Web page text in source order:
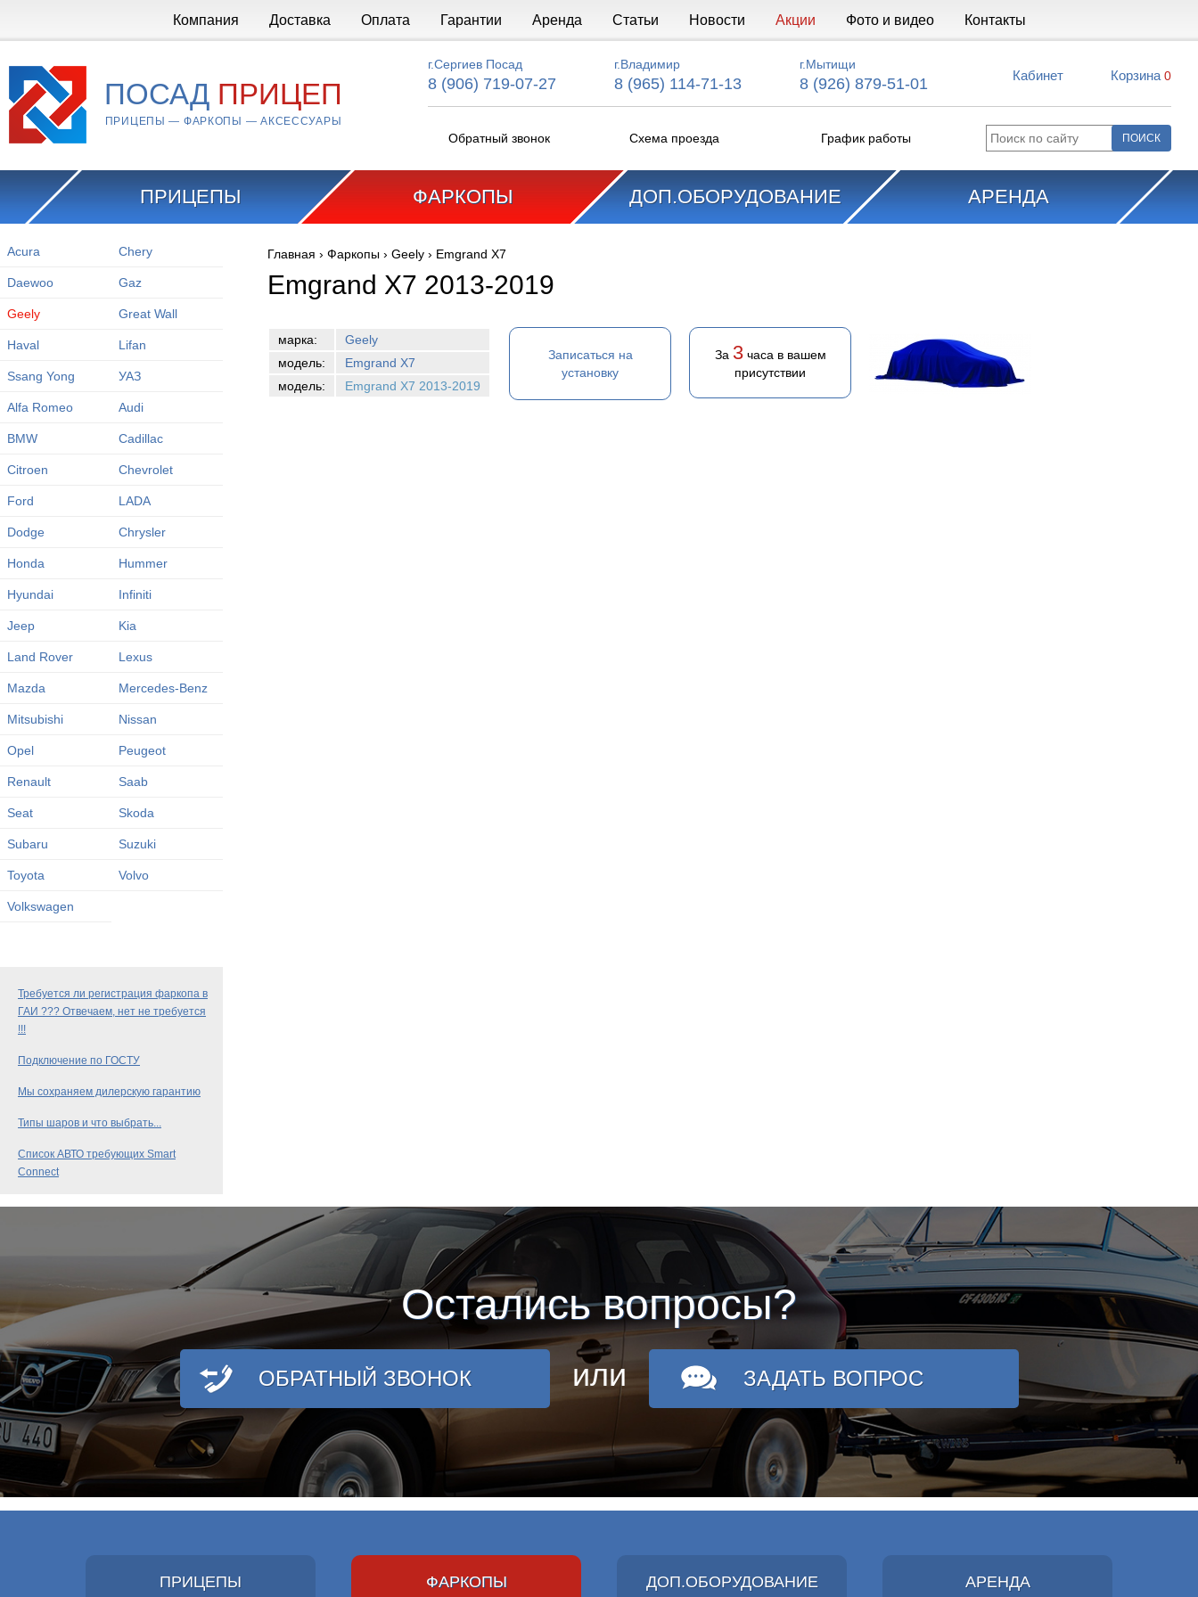
Компания Доставка Оплата Гарантии Аренда Статьи Новости Акции Фото и видео Контакты
ПОСАД ПРИЦЕП
ПРИЦЕПЫ — ФАРКОПЫ — АКСЕССУАРЫ
г.Сергиев Посад
8 (906) 719-07-27
г.Владимир
8 (965) 114-71-13
г.Мытищи
8 (926) 879-51-01 Кабинет Корзина 0
Обратный звонок Схема проезда График работы
ПРИЦЕПЫ ФАРКОПЫ ДОП.ОБОРУДОВАНИЕ АРЕНДА
Acura Chery
Daewoo Gaz
Geely Great Wall
Haval Lifan
Ssang Yong УАЗ
Alfa Romeo Audi
BMW Cadillac
Citroen Chevrolet
Ford LADA
Dodge Chrysler
Honda Hummer
Hyundai Infiniti
Jeep Kia
Land Rover Lexus
Mazda Mercedes-Benz
Mitsubishi Nissan
Opel Peugeot
Renault Saab
Seat Skoda
Subaru Suzuki
Toyota Volvo
Volkswagen
Требуется ли регистрация фаркопа в
ГАИ ??? Отвечаем, нет не требуется
!!!
Подключение по ГОСТУ
Мы сохраняем дилерскую гарантию
Типы шаров и что выбрать...
Список АВТО требующих Smart
Connect
Вы здесь
Главная › Фаркопы › Geely › Emgrand X7
Emgrand X7 2013-2019
марка:
Geely
модель:
Emgrand X7
модель:
Emgrand X7 2013-2019
Записаться на
установку
За 3часа в вашем
присутствии
Остались вопросы?
ОБРАТНЫЙ ЗВОНОК или ЗАДАТЬ ВОПРОС
ПРИЦЕПЫ ФАРКОПЫ ДОП.ОБОРУДОВАНИЕ АРЕНДА